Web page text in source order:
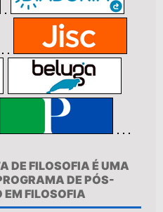
DE FILOSOFIA É UMA
DE PÓS-
FILOSOFIA